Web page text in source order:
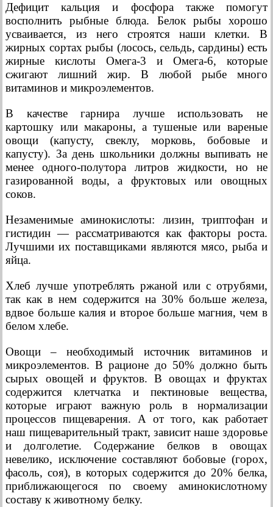
Дефицит кальция и фосфора также помогут
восполнить рыбные блюда. Белок рыбы хорошо
усваивается, из него строятся наши клетки. В
жирных сортах рыбы (лосось, сельдь, сардины) есть
жирные кислоты Омега-3 и Омега-6, которые
сжигают лишний жир. В любой рыбе много
витаминов и микроэлементов.
В качестве гарнира лучше использовать не
картошку или макароны, а тушеные или вареные
овощи (капусту, свеклу, морковь, бобовые и
капусту). За день школьники должны выпивать не
менее одного-полутора литров жидкости, но не
газированной воды, а фруктовых или овощных
соков.
Незаменимые аминокислоты: лизин, триптофан и
гистидин — рассматриваются как факторы роста.
Лучшими их поставщиками являются мясо, рыба и
яйца.
Хлеб лучше употреблять ржаной или с отрубями,
так как в нем содержится на 30% больше железа,
вдвое больше калия и второе больше магния, чем в
белом хлебе.
Овощи – необходимый источник витаминов и
микроэлементов. В рационе до 50% должно быть
сырых овощей и фруктов. В овощах и фруктах
содержится клетчатка и пектиновые вещества,
которые играют важную роль в нормализации
процессов пищеварения. А от того, как работает
наш пищеварительный тракт, зависит наше здоровье
и долголетие. Содержание белков в овощах
невелико, исключение составляют бобовые (горох,
фасоль, соя), в которых содержится до 20% белка,
приближающегося по своему аминокислотному
составу к животному белку.